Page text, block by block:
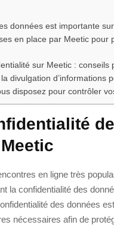
données est importante
en place par Meetic pour
sur Meetic : conseils
divulgation d’informations
disposez pour contrôler
en ligne très
la confidentialité des
des données
nécessaires afin de